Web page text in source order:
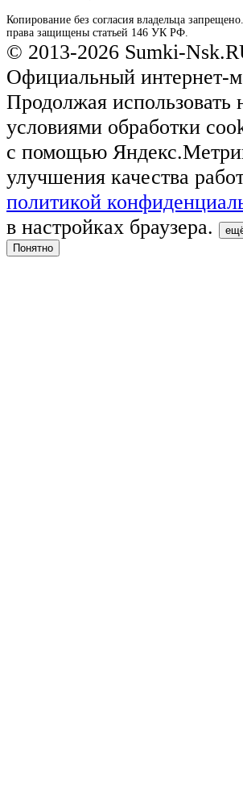
Копирование без согласия владельца
права защищены статьей 146 УК РФ.
© 2013-2026 Sumki-
Официальный интернет-
Продолжая использовать
условиями обработки
с помощью
улучшения качества
политикой
в настройках браузера.
Понятно